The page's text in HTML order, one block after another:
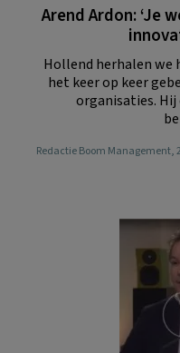
Arend Ardon: ‘Je
Hollend herhalen we
het keer op keer
organisaties.
Redactie Boom Management,